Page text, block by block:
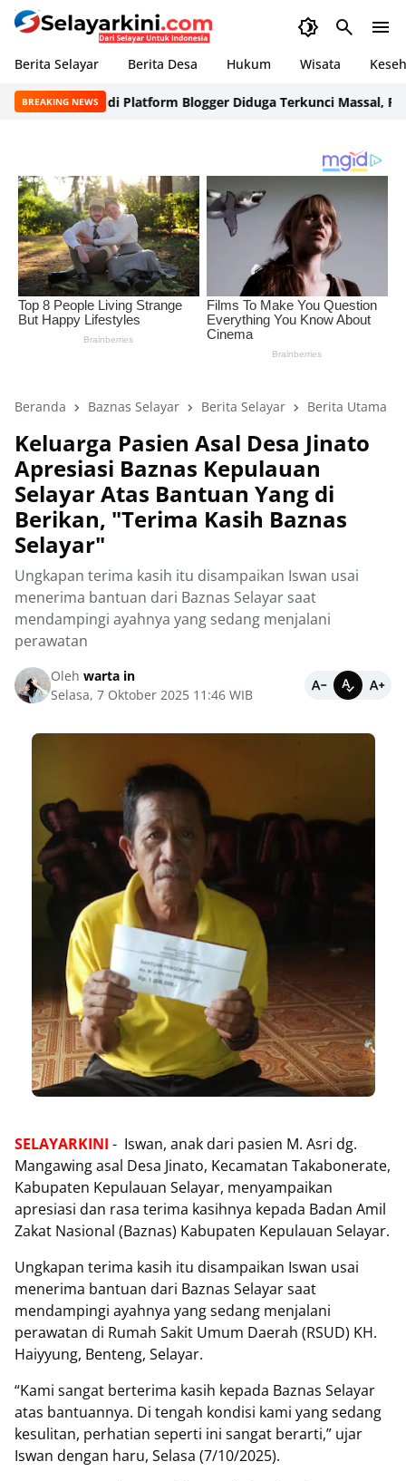
Berita Selayar Berita Desa Hukum Wisata
BREAKING NEWS
Online di Platform Blogger Diduga Terkunci Massal,
Beranda Baznas Selayar Berita Selayar Berita Utama
Keluarga Pasien Asal Desa Jinato
Apresiasi Baznas Kepulauan
Selayar Atas Bantuan Yang di
Berikan, "Terima Kasih Baznas
Selayar"
Ungkapan terima kasih itu disampaikan Iswan usai
menerima bantuan dari Baznas Selayar saat
mendampingi ayahnya yang sedang menjalani
perawatan
Oleh warta in
Selasa, 7 Oktober 2025 11:46 WIB
SELAYARKINI - Iswan, anak dari pasien M. Asri dg.
Mangawing asal Desa Jinato, Kecamatan Takabonerate,
Kabupaten Kepulauan Selayar, menyampaikan
apresiasi dan rasa terima kasihnya kepada Badan Amil
Zakat Nasional (Baznas) Kabupaten Kepulauan Selayar.
Ungkapan terima kasih itu disampaikan Iswan usai
menerima bantuan dari Baznas Selayar saat
mendampingi ayahnya yang sedang menjalani
perawatan di Rumah Sakit Umum Daerah (RSUD) KH.
Haiyyung, Benteng, Selayar.
“Kami sangat berterima kasih kepada Baznas Selayar
atas bantuannya. Di tengah kondisi kami yang sedang
kesulitan, perhatian seperti ini sangat berarti,” ujar
Iswan dengan haru, Selasa (7/10/2025).